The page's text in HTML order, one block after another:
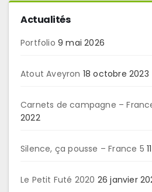
Actualités
Portfolio 9 mai 2026
Atout Aveyron 18 octobre 2023
Carnets de campagne –
2022
Silence, ça pousse – France 5
Le Petit Futé 2020 26 janvier